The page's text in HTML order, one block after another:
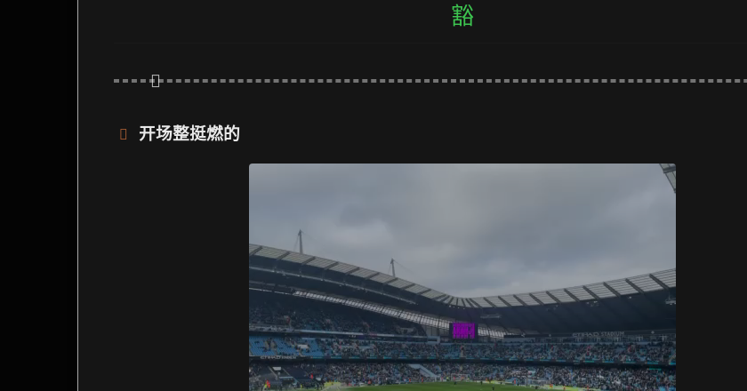
豁
开场整挺燃的